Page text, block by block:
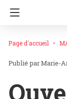
Page d'accueil
Marie-